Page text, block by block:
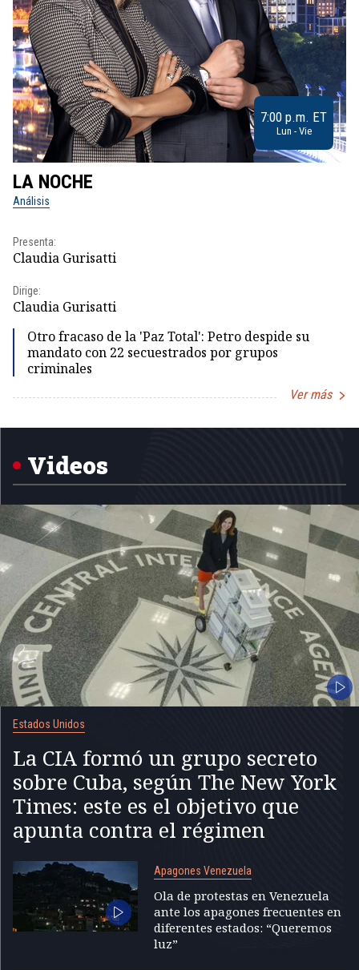
7:00 p.m. ET
Lun - Vie
LA NOCHE
Análisis
Presenta:
Claudia Gurisatti
Dirige:
Claudia Gurisatti
Otro fracaso de la 'Paz Total': Petro despide su
mandato con 22 secuestrados por grupos
criminales
Ver más
Videos
Estados Unidos
La CIA formó un grupo secreto
sobre Cuba, según The New York
Times: este es el objetivo que
apunta contra el régimen
Apagones Venezuela
Ola de protestas en Venezuela
ante los apagones frecuentes en
diferentes estados: “Queremos
luz”